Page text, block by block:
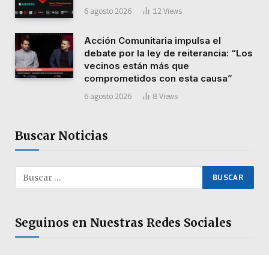
6 agosto 2026 12 Views
Acción Comunitaria impulsa el
debate por la ley de reiterancia: “Los
vecinos están más que
comprometidos con esta causa”
6 agosto 2026 8 Views
Buscar Noticias
Seguinos en Nuestras Redes Sociales